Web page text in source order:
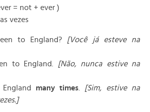
= not + ever )
vezes
to England? [Você já esteve na
to England. [Não, nunca estive na
many times
[Sim, estive na